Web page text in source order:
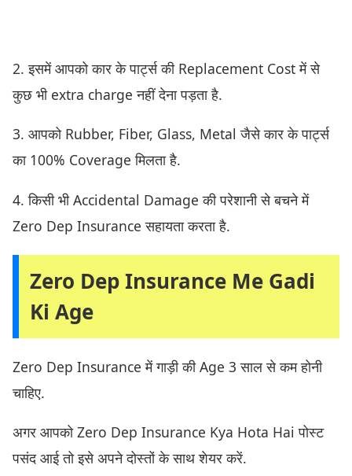
2. इसमें आपको कार के पार्ट्स की Replacement Cost में से
कुछ भी extra charge नहीं देना पड़ता है.
3. आपको Rubber, Fiber, Glass, Metal जैसे कार के पार्ट्स
का 100% Coverage मिलता है.
4. किसी भी Accidental Damage की परेशानी से बचने में
Zero Dep Insurance सहायता करता है.
Zero Dep Insurance Me Gadi
Ki Age
Zero Dep Insurance में गाड़ी की Age 3 साल से कम होनी
चाहिए.
अगर आपको Zero Dep Insurance Kya Hota Hai पोस्ट
पसंद आई तो इसे अपने दोस्तों के साथ शेयर करें.